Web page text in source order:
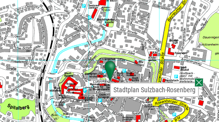
Stadtplan Sulzbach-Rosenberg